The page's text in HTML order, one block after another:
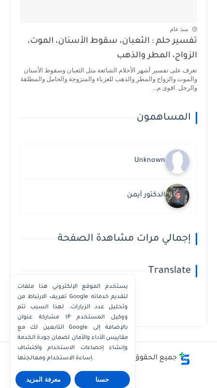
منذ عام
تفسير حلم : الثعبان، سقوط الأسنان، الموت،
الزواج، المطر والذهب
تعرف على تفسير أشهر الأحلام الشائعة مثل الثعبان وسقوط الأسنان
والموت والزواج والمطر والذهب للعزباء والمتزوجة والحامل والمطلقة
والرجل. اقوى م...
المساهمون
Unknown
الدكتور أيمن
إجمالي مرات مشاهدة الصفحة
Translate
Powered by Translate
جميع الحقوق محفوظة © أفضل - أسعار - أرقام
يستخدم الموقع الإلكتروني هذا ملفات
تعريف الارتباط من Google لتقديم خدماته
وتحليل عدد الزيارات. لهذا السبب تتم
مشاركة عنوان IP ووكيل المستخدم
التابعين لك مع Google بالإضافة إلى
مقاييس الأداء والأمان لضمان جودة الخدمة
وإنشاء إحصاءات الاستخدام واكتشاف
إساءة الاستخدام ومعالجتها.
معرفة المزيد حسنا